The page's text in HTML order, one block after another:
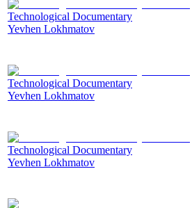
Technological Documentary
Yevhen Lokhmatov
Technological Documentary
Yevhen Lokhmatov
Technological Documentary
Yevhen Lokhmatov